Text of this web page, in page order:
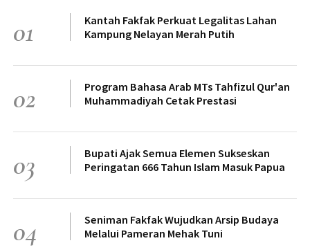
01
Kantah Fakfak Perkuat Legalitas Lahan
Kampung Nelayan Merah Putih
02
Program Bahasa Arab MTs Tahfizul Qur'an
Muhammadiyah Cetak Prestasi
03
Bupati Ajak Semua Elemen Sukseskan
Peringatan 666 Tahun Islam Masuk Papua
04
Seniman Fakfak Wujudkan Arsip Budaya
Melalui Pameran Mehak Tuni